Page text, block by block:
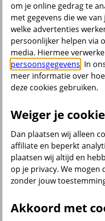
Dyslexie lettertype
Aan / Uit
Cookies aanpassen
CoBrowsing
Start
Menu
Producten
Situaties
om je online gedrag te
met gegevens die we
welke advertenties
persoonlijker helpen via
media. Hiermee
persoonsgegevens . In
meer informatie over
deze cookies gebruiken.
Weiger je
Dan plaatsen wij alleen
affiliate en beperkt
plaatsen wij altijd en
op je privacy. We mogen
zonder jouw
Akkoord met